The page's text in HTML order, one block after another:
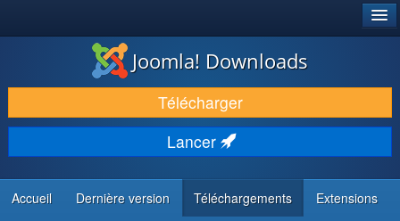
TÉLÉCHARGER & ÉTENDRE
DÉCOUVRIR & APPRENDRE
COMMUNAUTÉ & SUPPORT
RESSOURCES DÉVELOPPEURS
Joomla! Downloads
Télécharger
Lancer
Accueil Dernière version Téléchargements Extensions